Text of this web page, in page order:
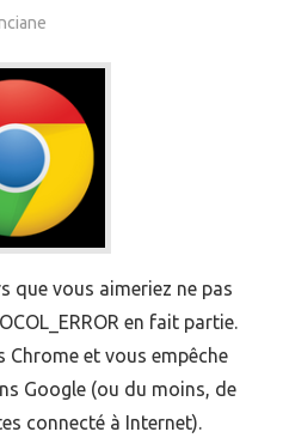
que vous aimeriez ne pas
en fait partie.
Chrome et vous empêche
Google (ou du moins, de
connecté à Internet).